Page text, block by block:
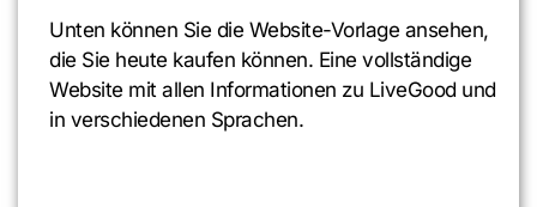
Unten können Sie die Website-Vorlage ansehen,
die Sie heute kaufen können. Eine vollständige
Website mit allen Informationen zu LiveGood und
in verschiedenen Sprachen.